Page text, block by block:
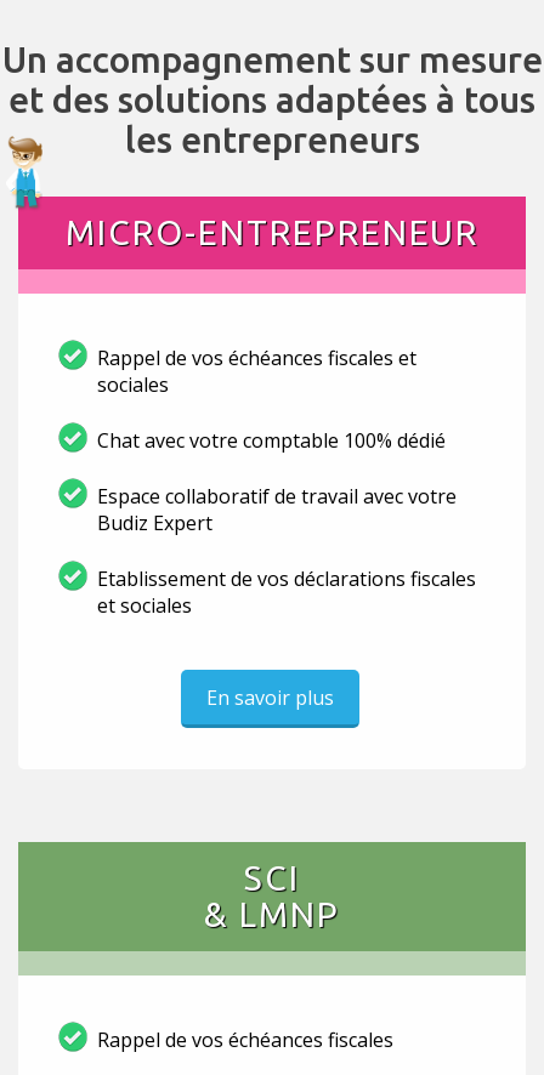
Un accompagnement sur mesure
et des solutions adaptées à tous
les entrepreneurs
MICRO-ENTREPRENEUR
Rappel de vos échéances fiscales et
sociales
Chat avec votre comptable 100% dédié
Espace collaboratif de travail avec votre
Budiz Expert
Etablissement de vos déclarations fiscales
et sociales
En savoir plus
SCI
& LMNP
Rappel de vos échéances fiscales